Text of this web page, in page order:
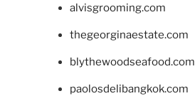
alvisgrooming.com
thegeorginaestate.com
blythewoodseafood.com
paolosdelibangkok.com